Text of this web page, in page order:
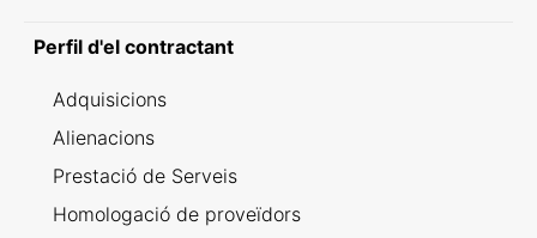
Perfil d'el contractant
Adquisicions
Alienacions
Prestació de Serveis
Homologació de proveïdors